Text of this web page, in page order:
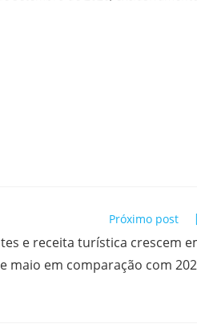
Próximo post
e receita turística crescem
maio em comparação com